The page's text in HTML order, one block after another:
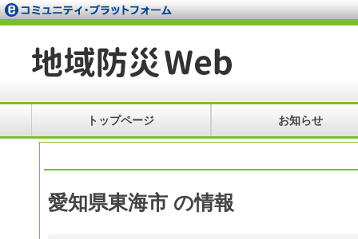
トップページ お知らせ
愛知県東海市 の情報